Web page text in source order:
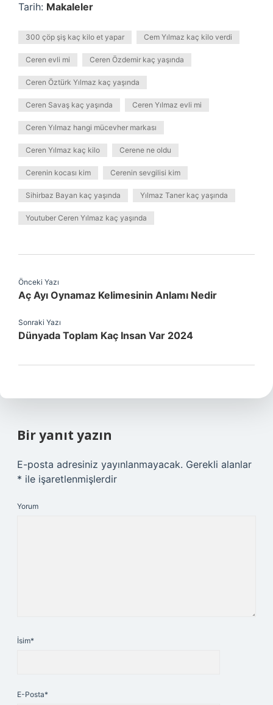
Tarih: Makaleler
300 çöp şiş kaç kilo et yapar Cem Yılmaz kaç kilo verdi
Ceren evli mi Ceren Özdemir kaç yaşında
Ceren Öztürk Yılmaz kaç yaşında
Ceren Savaş kaç yaşında Ceren Yılmaz evli mi
Ceren Yılmaz hangi mücevher markası
Ceren Yılmaz kaç kilo Cerene ne oldu
Cerenin kocası kim Cerenin sevgilisi kim
Sihirbaz Bayan kaç yaşında Yılmaz Taner kaç yaşında
Youtuber Ceren Yılmaz kaç yaşında
Önceki Yazı
Aç Ayı Oynamaz Kelimesinin Anlamı Nedir
Sonraki Yazı
Dünyada Toplam Kaç Insan Var 2024
Bir yanıt yazın
E-posta adresiniz yayınlanmayacak. Gerekli alanlar
* ile işaretlenmişlerdir
Yorum
İsim*
E-Posta*